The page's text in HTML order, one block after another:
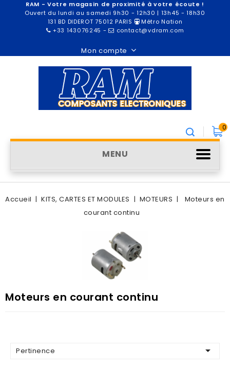
RAM - Votre magasin de proximité à votre écoute !
Ouvert du lundi au samedi 9h30 - 12h30 | 13h45 - 18h30
131 BD DIDEROT 75012 PARIS
Métro Nation
+33 143076245 - contact@vdram.com
Mon compte
0
MENU
Accueil KITS, CARTES ET MODULES MOTEURS
Moteurs en
courant continu
Moteurs en courant continu
Pertinence 